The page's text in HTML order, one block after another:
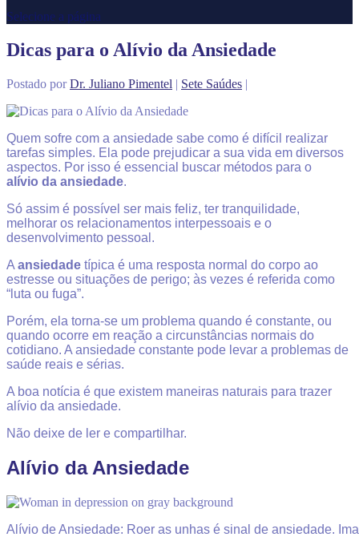
Selecione a página
Dicas para o Alívio da Ansiedade
Postado porDr. Juliano Pimentel | Sete Saúdes |
Quem sofre com a ansiedade sabe como é difícil realizar
tarefas simples. Ela pode prejudicar a sua vida em diversos
aspectos. Por isso é essencial buscar métodos para o
alívio da ansiedade.
Só assim é possível ser mais feliz, ter tranquilidade,
melhorar os relacionamentos interpessoais e o
desenvolvimento pessoal.
A ansiedade típica é uma resposta normal do corpo ao
estresse ou situações de perigo; às vezes é referida como
“luta ou fuga”.
Porém, ela torna-se um problema quando é constante, ou
quando ocorre em reação a circunstâncias normais do
cotidiano. A ansiedade constante pode levar a problemas de
saúde reais e sérias.
A boa notícia é que existem maneiras naturais para trazer
alívio da ansiedade.
Não deixe de ler e compartilhar.
Alívio da Ansiedade
Alívio de Ansiedade: Roer as unhas é sinal de ansiedade.